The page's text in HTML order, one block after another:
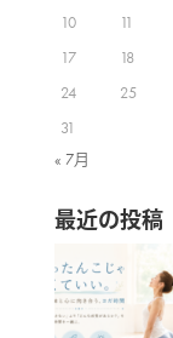
10
11
17
18
24
25
31
« 7月
最近の投稿